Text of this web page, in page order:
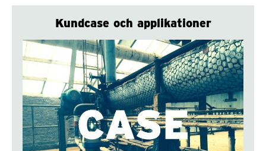
Kundcase och applikationer